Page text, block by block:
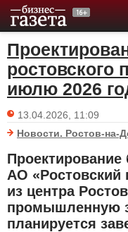
ростовского
июлю 2026
13.04.2026, 11:09
Новости. Ростов-на-
Проектирование
АО «Ростовский
из центра
промышленную
планируется